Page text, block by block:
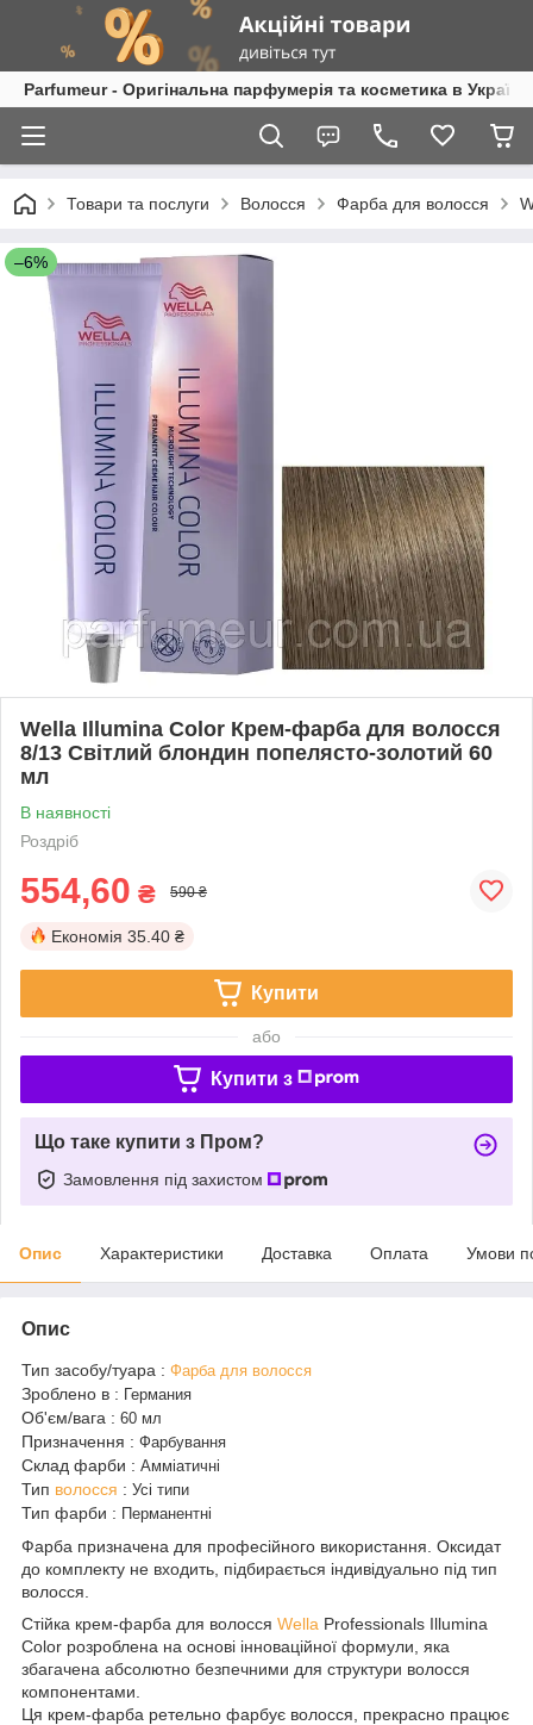
Parfumeur - Оригінальна парфумерія та косметика в Україні
Товари та послуги Волосся Фарба для волосся
–6%
Wella Illumina Color Крем-фарба для волосся
8/13 Світлий блондин попелясто-золотий 60
мл
В наявності
Роздріб
554,60 ₴ 590 ₴
Економія 35.40 ₴
Купити
або
Купити з
Що таке купити з Пром?
Замовлення під захистом
Опис Характеристики Доставка Оплата Умови
Опис
Тип засобу/туара : Фарба для волосся
Зроблено в : Германия
Об'єм/вага : 60 мл
Призначення : Фарбування
Склад фарби : Амміатичні
Тип волосся : Усі типи
Тип фарби : Перманентні
Фарба призначена для професійного використання. Оксидат
до комплекту не входить, підбирається індивідуально під тип
волосся.
Стійка крем-фарба для волосся Wella Professionals Illumina
Color розроблена на основі інноваційної формули, яка
збагачена абсолютно безпечними для структури волосся
компонентами.
Ця крем-фарба ретельно фарбує волосся, прекрасно працює